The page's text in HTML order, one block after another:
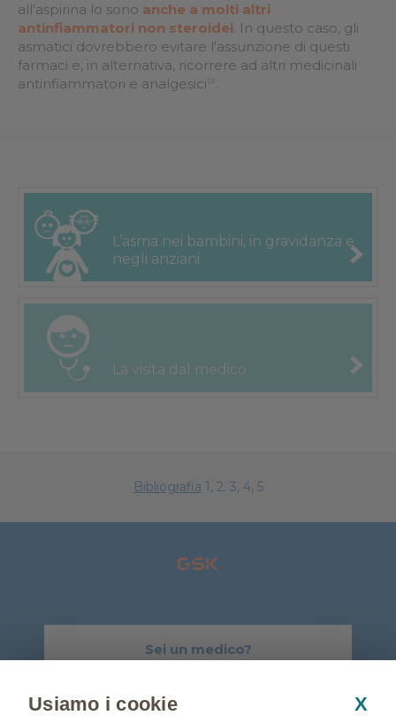
all'aspirina lo sono anche a molti altri
antinfiammatori non steroidei. In questo caso, gli
asmatici dovrebbero evitare l'assunzione di questi
farmaci e, in alternativa, ricorrere ad altri medicinali
antinfiammatori e analgesici (2) .
L’asma nei bambini, in gravidanza e
negli anziani
La visita dal medico
Bibliografia 1, 2. 3, 4, 5
Sei un medico?
Usiamo i cookie X